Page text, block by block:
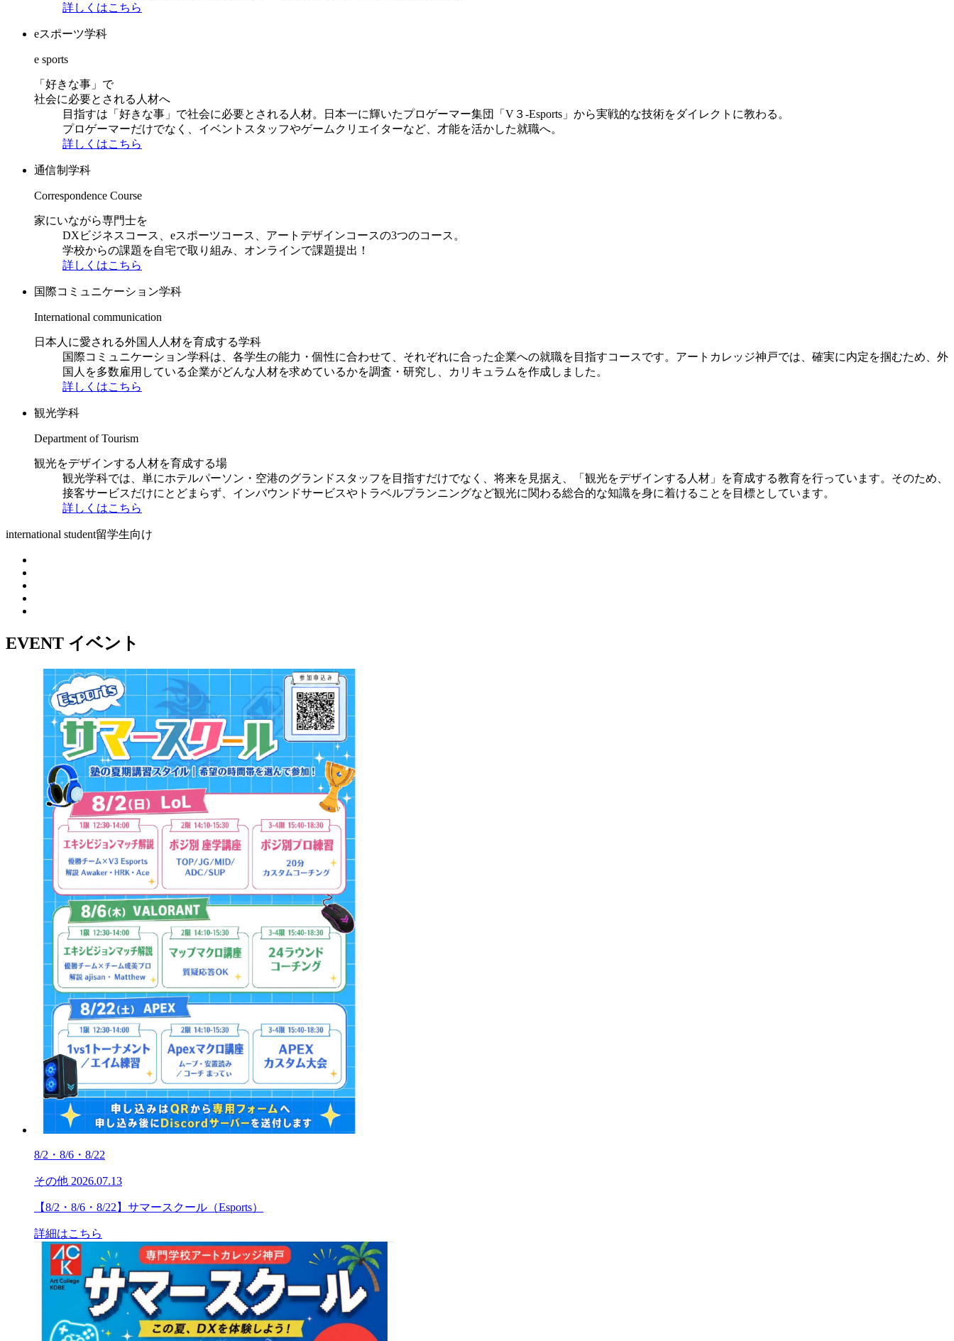
詳しくはこちら
eスポーツ学科
e sports
「好きな事」で
社会に必要とされる人材へ
目指すは「好きな事」で社会に必要とされる人材。日本一に輝いたプロゲーマー集団「V３-Esports」から実戦的な技術をダイレクトに教わる。
プロゲーマーだけでなく、イベントスタッフやゲームクリエイターなど、才能を活かした就職へ。
詳しくはこちら
通信制学科
Correspondence Course
家にいながら専門士を
DXビジネスコース、eスポーツコース、アートデザインコースの3つのコース。
学校からの課題を自宅で取り組み、オンラインで課題提出！
詳しくはこちら
国際コミュニケーション学科
International communication
日本人に愛される外国人人材を育成する学科
国際コミュニケーション学科は、各学生の能力・個性に合わせて、それぞれに合った企業への就職を目指すコースです。アートカレッジ神戸では、確実に内定を掴むため、外
国人を多数雇用している企業がどんな人材を求めているかを調査・研究し、カリキュラムを作成しました。
詳しくはこちら
観光学科
Department of Tourism
観光をデザインする人材を育成する場
観光学科では、単にホテルパーソン・空港のグランドスタッフを目指すだけでなく、将来を見据え、「観光をデザインする人材」を育成する教育を行っています。そのため、
接客サービスだけにとどまらず、インバウンドサービスやトラベルプランニングなど観光に関わる総合的な知識を身に着けることを目標としています。
詳しくはこちら
international student留学生向け
EVENT イベント
8/2・8/6・8/22
その他 2026.07.13
【8/2・8/6・8/22】サマースクール（Esports）
詳細はこちら